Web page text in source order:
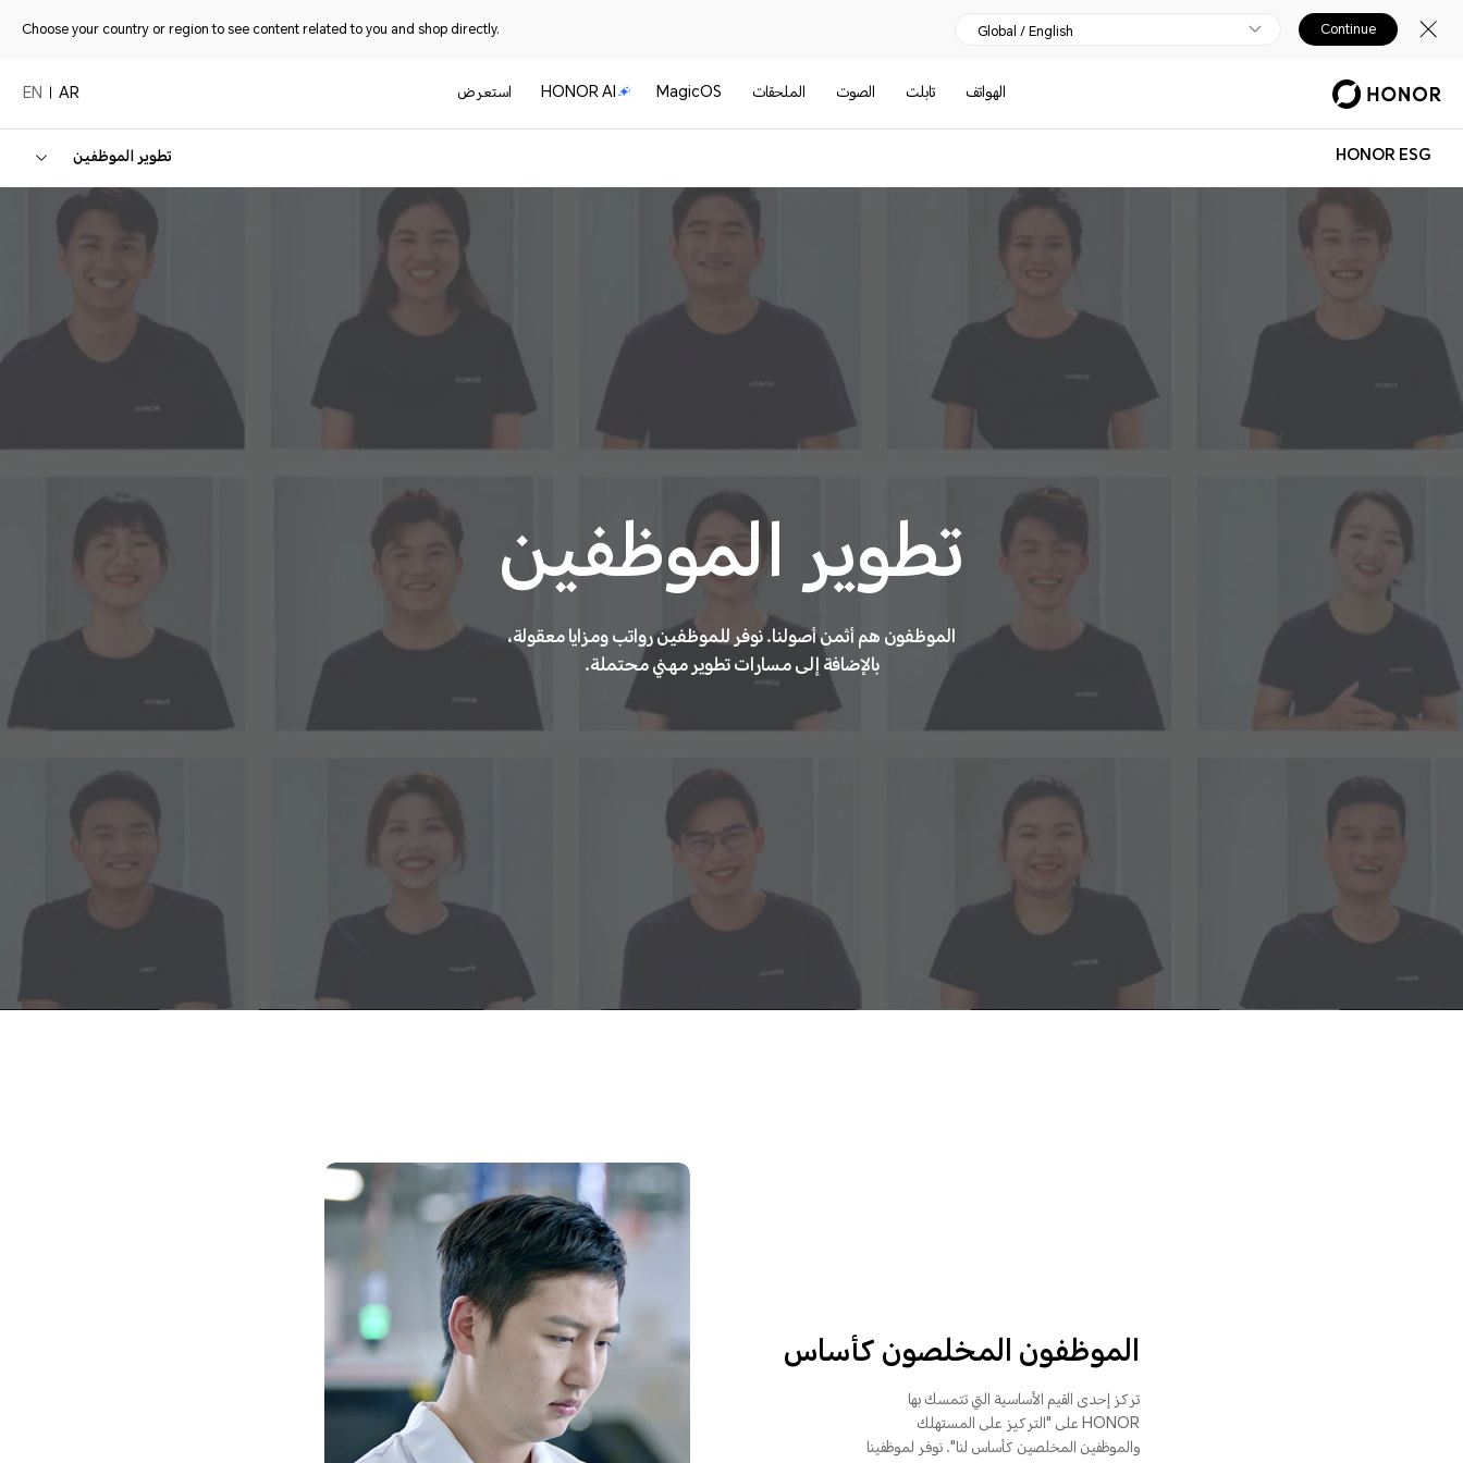
Choose your country or region to see content related to you and shop directly. Global / English Continue
الهواتف تابلت الصوت الملحقات MagicOS
HONOR AI استعرض AR
EN
HONOR ESG تطوير الموظفين
تطوير الموظفين
الموظفون هم أثمن أصولنا. نوفر للموظفين رواتب ومزايا معقولة،
بالإضافة إلى مسارات تطوير مهني محتملة.
الموظفون المخلصون كأساس
تركز إحدى القيم الأساسية التي تتمسك بها
HONOR على "التركيز على المستهلك
والموظفين المخلصين كأساس لنا". نوفر لموظفينا